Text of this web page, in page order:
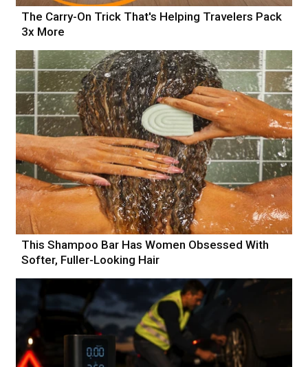
The Carry-On Trick That's Helping Travelers Pack
3x More
This Shampoo Bar Has Women Obsessed With
Softer, Fuller-Looking Hair